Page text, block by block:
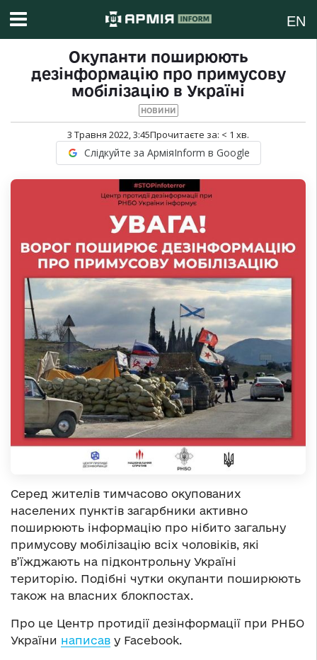
EN
Окупанти поширюють
дезінформацію про примусову
мобілізацію в Україні
НОВИНИ
3 Травня 2022, 3:45Прочитаєте за: < 1 хв.
Слідкуйте за АрміяInform в Google
Серед жителів тимчасово окупованих
населених пунктів загарбники активно
поширюють інформацію про нібито загальну
примусову мобілізацію всіх чоловіків, які
в’їжджають на підконтрольну Україні
територію. Подібні чутки окупанти поширюють
також на власних блокпостах.
Про це Центр протидії дезінформації при РНБО
України написав у Facebook.